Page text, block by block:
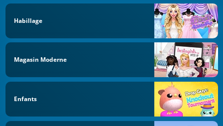
Habillage
Magasin Moderne
Enfants